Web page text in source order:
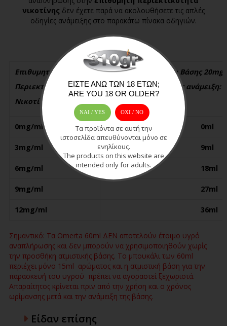
νικοτίνης δεν έχετε παρά να ακολουθήσετε τις απλές
οδηγίες ανάμειξης στο παρακάτω πίνακα οδηγιών.
Επιθυμητή
Περιεκτικότητα
Νικοτίνης mg/ml:
Ποσότητα Βάσης
προς ανάμειξη:
0mg/ml 0ml
3mg/ml 9ml
6mg/ml 18ml
9mg/ml 27ml
12mg/ml 36ml
Σημαντικό: Τα Omerta 60ml ΔΕΝ αποτελούν έτοιμο υγρό
αναπλήρωσης και δεν μπορούν να χρησιμοποιηθούν χωρίς
την προσθήκη ατμιστικής βάσης. Το μπουκάλι των 60ml
περιέχει μόνο 15ml αρώματος και η ατμιστική βάση για την
παρασκευή του υγρού πρέπει να αγοραστεί ξεχωριστά.
Απαραίτητος κρίνεται πριν από την χρήση και ο χρόνος
ωρίμανσης μετά και την ανάμειξη της βάσης.
Είδαν επίσης
ΕΊΣΤΕ ΆΝΩ ΤΩΝ 18 ΕΤΏΝ;
ARE YOU 18 OR OLDER?
ΝΑΙ / YES OXI / ΝΟ
Τα προϊόντα σε αυτή την
ιστοσελίδα απευθύνονται μόνο σε
ενηλίκους.
The products on this website are
intended only for adults.